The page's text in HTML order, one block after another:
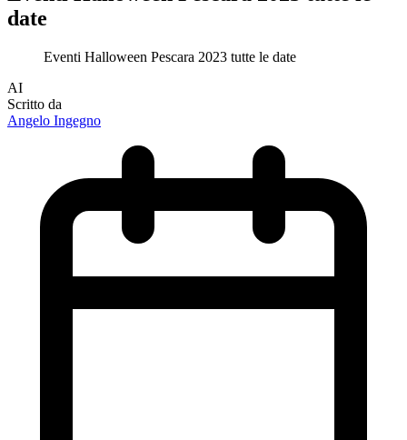
date
Eventi Halloween Pescara 2023 tutte le date
AI
Scritto da
Angelo Ingegno